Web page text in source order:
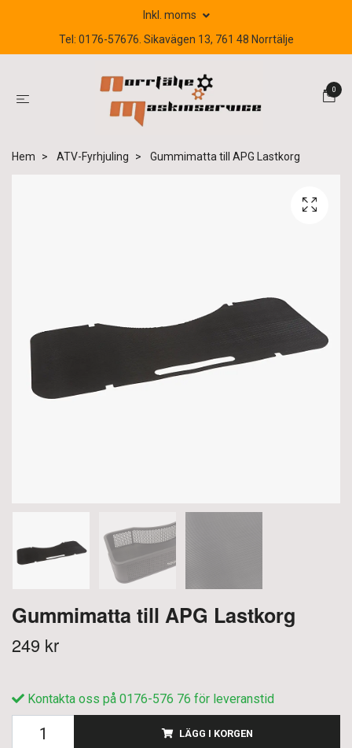
Inkl. moms
Tel: 0176-57676. Sikavägen 13, 761 48 Norrtälje
0
Hem ATV-Fyrhjuling Gummimatta till APG Lastkorg
Gummimatta till APG Lastkorg
249 kr
Kontakta oss på 0176-576 76 för leveranstid
LÄGG I KORGEN